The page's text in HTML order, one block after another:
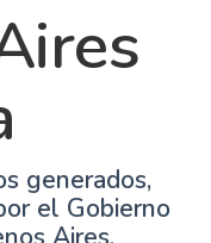
generados,
el Gobierno